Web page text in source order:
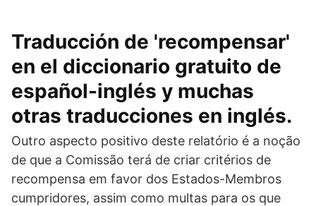
Traducción de 'recompensar'
en el diccionario gratuito de
español-inglés y muchas
otras traducciones en inglés.
Outro aspecto positivo deste relatório é a noção
de que a Comissão terá de criar critérios de
recompensa em favor dos Estados-Membros
cumpridores, assim como multas para os que